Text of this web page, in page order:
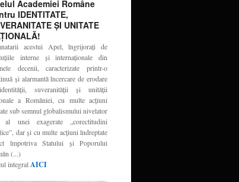
Academiei Române
IDENTITATE,
ŞI UNITATE
acestui Apel, îngrijoraţi de
interne şi internaţionale din
decenii, caracterizate printr-o
şi alarmantă încercare de erodare
suveranităţii şi unităţii
a României, cu multe acţiuni
sub semnul globalismului nivelator
al unei exagerate „corectitudini
dar şi cu multe acţiuni îndreptate
împotriva Statului şi Poporului
(...)
integralAICI